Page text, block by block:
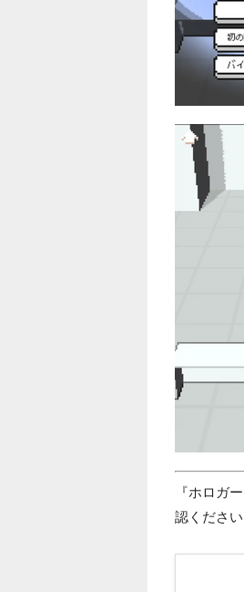
『ホロガ
認ください